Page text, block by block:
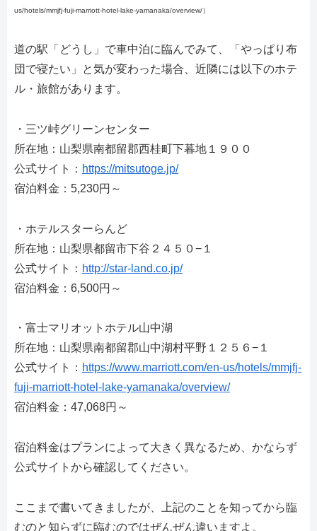
us/hotels/mmjfj-fuji-marriott-hotel-lake-yamanaka/overview/）
道の駅「どうし」で車中泊に臨んでみて、「やっぱり布
団で寝たい」と気が変わった場合、近隣には以下のホテ
ル・旅館があります。
・三ツ峠グリーンセンター
所在地：山梨県南都留郡西桂町下暮地１９００
公式サイト： https://mitsutoge.jp/
宿泊料金：5,230円～
・ホテルスターらんど
所在地：山梨県都留市下谷２４５０−１
公式サイト： http://star-land.co.jp/
宿泊料金：6,500円～
・富士マリオットホテル山中湖
所在地：山梨県南都留郡山中湖村平野１２５６−１
公式サイト： https://www.marriott.com/en-us/hotels/mmjfj-
fuji-marriott-hotel-lake-yamanaka/overview/
宿泊料金：47,068円～
宿泊料金はプランによって大きく異なるため、かならず
公式サイトから確認してください。
ここまで書いてきましたが、上記のことを知ってから臨
むのと知らずに臨むのではぜんぜん違いますよ。